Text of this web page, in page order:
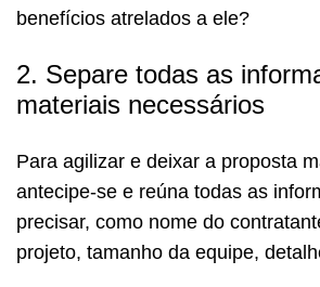
benefícios atrelados a ele?
2. Separe todas as
materiais necessários
Para agilizar e deixar a proposta
antecipe-se e reúna todas as
precisar, como nome do
projeto, tamanho da equipe,